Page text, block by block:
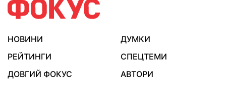
НОВИНИ
ДУМКИ
РЕЙТИНГИ
СПЕЦТЕМИ
ДОВГИЙ ФОКУС
АВТОРИ